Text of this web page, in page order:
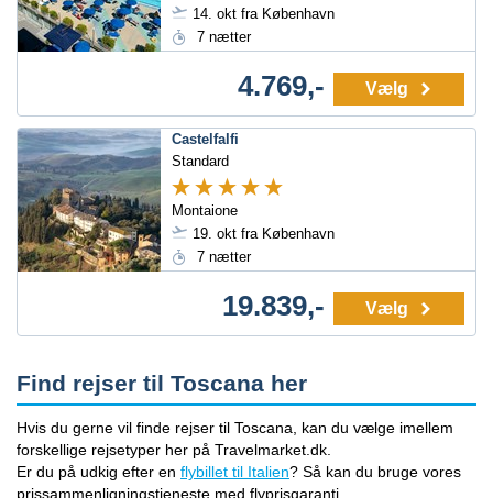
14. okt fra København
7 nætter
4.769,- Vælg
Castelfalfi
Standard
Montaione
19. okt fra København
7 nætter
19.839,- Vælg
Find rejser til Toscana her
Hvis du gerne vil finde rejser til Toscana, kan du vælge imellem
forskellige rejsetyper her på Travelmarket.dk.
Er du på udkig efter en flybillet til Italien? Så kan du bruge vores
prissammenligningstjeneste med flyprisgaranti.